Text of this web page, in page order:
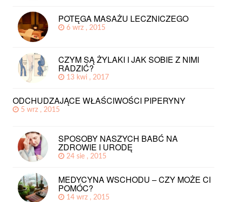
POTĘGA MASAŻU LECZNICZEGO
6 wrz , 2015
CZYM SĄ ŻYLAKI I JAK SOBIE Z NIMI
RADZIĆ?
13 kwi , 2017
ODCHUDZAJĄCE WŁAŚCIWOŚCI PIPERYNY
5 wrz , 2015
SPOSOBY NASZYCH BABĆ NA
ZDROWIE I URODĘ
24 sie , 2015
MEDYCYNA WSCHODU – CZY MOŻE CI
POMÓC?
14 wrz , 2015